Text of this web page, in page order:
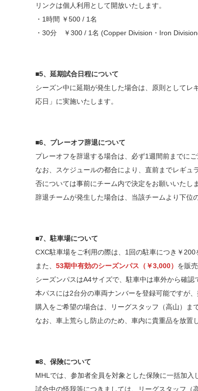
リンクは個人利用として開放いたします。
・1時間 ￥500 / 1名
・30分 ￥300 / 1名 (Copper Division・Iron
■5、延期試合日程について
シーズン中に延期が発生した場合は、原則として
応日」に実施いたします。
■6、プレーオフ辞退について
プレーオフを辞退する場合は、必ず1週間前までにご
なお、スケジュールの都合により、直前までレギ
否については事前にチーム内で決定をお願いいたしま
辞退チームが発生した場合は、当該チームより下位
■7、駐車場について
CXC駐車場をご利用の際は、1回の駐車につき￥200
また、 53期中有効のシーズンパス（￥3,000） を販
シーズンパスはA4サイズで、駐車中は車外から確
本パスには2台分の車両ナンバーを登録可能ですが
購入をご希望の場合は、リーグスタッフ（高山）ま
なお、車上荒らし防止のため、車内に貴重品を放置
■8、保険について
MHLでは、参加者全員を対象とした保険に一括加入
試合中の怪我等につきましては、リーグスタッフ（